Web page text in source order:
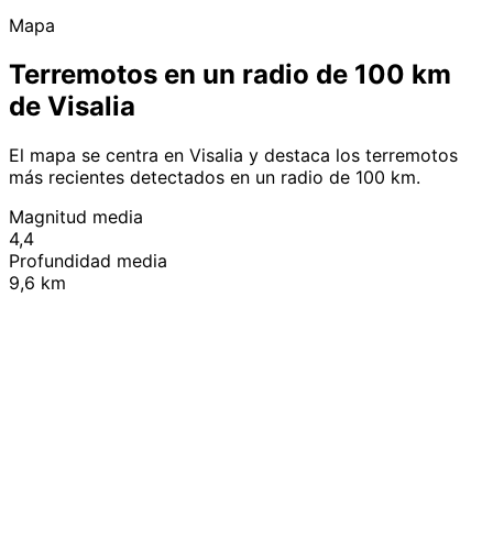
Mapa
Terremotos en un radio de 100 km
de Visalia
El mapa se centra en Visalia y destaca los terremotos
más recientes detectados en un radio de 100 km.
Magnitud media
4,4
Profundidad media
9,6 km